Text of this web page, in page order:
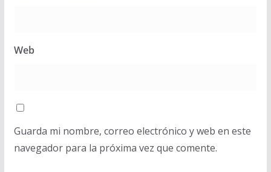
Web
Guarda mi nombre, correo electrónico y web en este
navegador para la próxima vez que comente.